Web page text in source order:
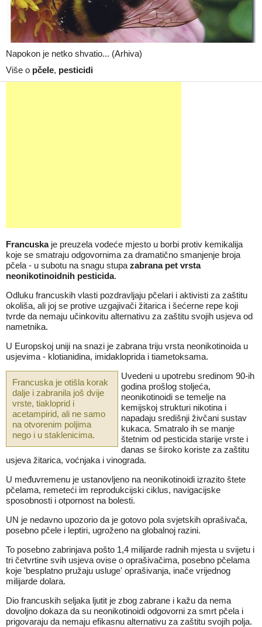
Napokon je netko shvatio... (Arhiva)
Više o pčele, pesticidi
Francuska je preuzela vodeće mjesto u borbi protiv kemikalija
koje se smatraju odgovornima za dramatično smanjenje broja
pčela - u subotu na snagu stupa zabrana pet vrsta
neonikotinoidnih pesticida.
Odluku francuskih vlasti pozdravljaju pčelari i aktivisti za zaštitu
okoliša, ali joj se protive uzgajivači žitarica i šećerne repe koji
tvrde da nemaju učinkovitu alternativu za zaštitu svojih usjeva od
nametnika.
U Europskoj uniji na snazi je zabrana triju vrsta neonikotinoida u
usjevima - klotianidina, imidakloprida i tiametoksama.
Francuska je otišla korak
dalje i zabranila još dvije
vrste, tiakloprid i
acetampirid, ali ne samo
na otvorenim poljima
nego i u staklenicima.
Uvedeni u upotrebu sredinom 90-ih
godina prošlog stoljeća,
neonikotinoidi se temelje na
kemijskoj strukturi nikotina i
napadaju središnji živčani sustav
kukaca. Smatralo ih se manje
štetnim od pesticida starije vrste i
danas se široko koriste za zaštitu
usjeva žitarica, voćnjaka i vinograda.
U međuvremenu je ustanovljeno na neonikotinoidi izrazito štete
pčelama, remeteći im reprodukcijski ciklus, navigacijske
sposobnosti i otpornost na bolesti.
UN je nedavno upozorio da je gotovo pola svjetskih oprašivača,
posebno pčele i leptiri, ugroženo na globalnoj razini.
To posebno zabrinjava pošto 1,4 milijarde radnih mjesta u svijetu i
tri četvrtine svih usjeva ovise o oprašivačima, posebno pčelama
koje 'besplatno pružaju usluge' oprašivanja, inače vrijednog
milijarde dolara.
Dio francuskih seljaka ljutit je zbog zabrane i kažu da nema
dovoljno dokaza da su neonikotinoidi odgovorni za smrt pčela i
prigovaraju da nemaju efikasnu alternativu za zaštitu svojih polja.